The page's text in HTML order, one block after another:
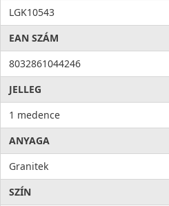
Higiénia: az anyag összetételéből
mikroorganizmusok kifejlődését,
baktériumok eltávolítását, ezzel
konyhába. Az antibakteriális
100%-os antibakteriális védelmet
LGK10543
EAN SZÁM
8032861044246
JELLEG
1 medence
ANYAGA
Granitek
SZÍN